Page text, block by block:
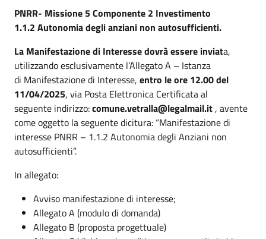
PNRR- Missione 5 Componente 2 Investimento
1.1.2 Autonomia degli anziani non autosufficienti.
La Manifestazione di Interesse dovrà essere inviata,
utilizzando esclusivamente l’Allegato A – Istanza
di Manifestazione di Interesse, entro le ore 12.00 del
11/04/2025, via Posta Elettronica Certificata al
seguente indirizzo:comune.vetralla@legalmail.it, avente
come oggetto la seguente dicitura: “Manifestazione di
interesse PNRR – 1.1.2 Autonomia degli Anziani non
autosufficienti”.
In allegato:
Avviso manifestazione di interesse;
Allegato A (modulo di domanda)
Allegato B (proposta progettuale)